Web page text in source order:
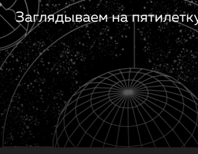
Заглядываем на